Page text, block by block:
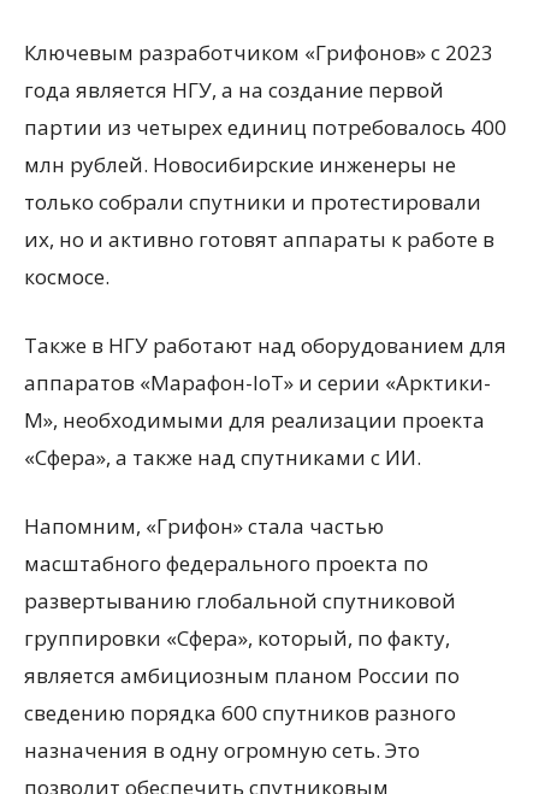
Ключевым разработчиком «Грифонов» с 2023
года является НГУ, а на создание первой
партии из четырех единиц потребовалось 400
млн рублей. Новосибирские инженеры не
только собрали спутники и протестировали
их, но и активно готовят аппараты к работе в
космосе.
Также в НГУ работают над оборудованием для
аппаратов «Марафон-IoT» и серии «Арктики-
М», необходимыми для реализации проекта
«Сфера», а также над спутниками с ИИ.
Напомним, «Грифон» стала частью
масштабного федерального проекта по
развертыванию глобальной спутниковой
группировки «Сфера», который, по факту,
является амбициозным планом России по
сведению порядка 600 спутников разного
назначения в одну огромную сеть. Это
позволит обеспечить спутниковым